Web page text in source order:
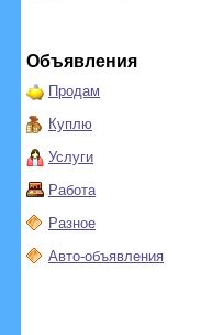
Объявления
Продам
Куплю
Услуги
Работа
Разное
Авто-объявления